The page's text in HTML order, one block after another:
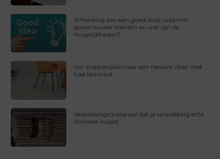
Schenking aan een goed doel: waarom
geven zoveel mensen en wat zijn de
mogelijkheden?
Uw stappenplan naar een nieuwe vloer met
luxe laminaat
Verpakkingsmateriaal dat je verpakking echt
slimmer maakt